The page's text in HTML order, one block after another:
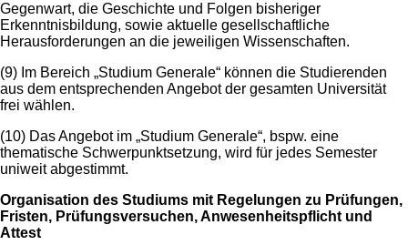
Gegenwart, die Geschichte und Folgen bisheriger
Erkenntnisbildung, sowie aktuelle gesellschaftliche
Herausforderungen an die jeweiligen Wissenschaften.
(9) Im Bereich „Studium Generale“ können die Studierenden
aus dem entsprechenden Angebot der gesamten Universität
frei wählen.
(10) Das Angebot im „Studium Generale“, bspw. eine
thematische Schwerpunktsetzung, wird für jedes Semester
uniweit abgestimmt.
Organisation des Studiums mit Regelungen zu Prüfungen,
Fristen, Prüfungsversuchen, Anwesenheitspflicht und
Attest